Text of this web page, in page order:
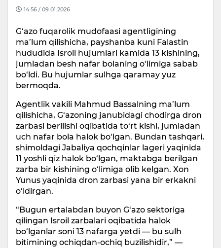
14:56 / 09.01.2026
G‘azo fuqarolik mudofaasi agentligining
ma’lum qilishicha, payshanba kuni Falastin
hududida Isroil hujumlari kamida 13 kishining,
jumladan besh nafar bolaning o‘limiga sabab
bo‘ldi. Bu hujumlar sulhga qaramay yuz
bermoqda.
Agentlik vakili Mahmud Bassalning ma’lum
qilishicha, G‘azoning janubidagi chodirga dron
zarbasi berilishi oqibatida to‘rt kishi, jumladan
uch nafar bola halok bo‘lgan. Bundan tashqari,
shimoldagi Jabaliya qochqinlar lageri yaqinida
11 yoshli qiz halok bo‘lgan, maktabga berilgan
zarba bir kishining o‘limiga olib kelgan. Xon
Yunus yaqinida dron zarbasi yana bir erkakni
o‘ldirgan.
“Bugun ertalabdan buyon G‘azo sektoriga
qilingan Isroil zarbalari oqibatida halok
bo‘lganlar soni 13 nafarga yetdi — bu sulh
bitimining ochiqdan-ochiq buzilishidir,” —